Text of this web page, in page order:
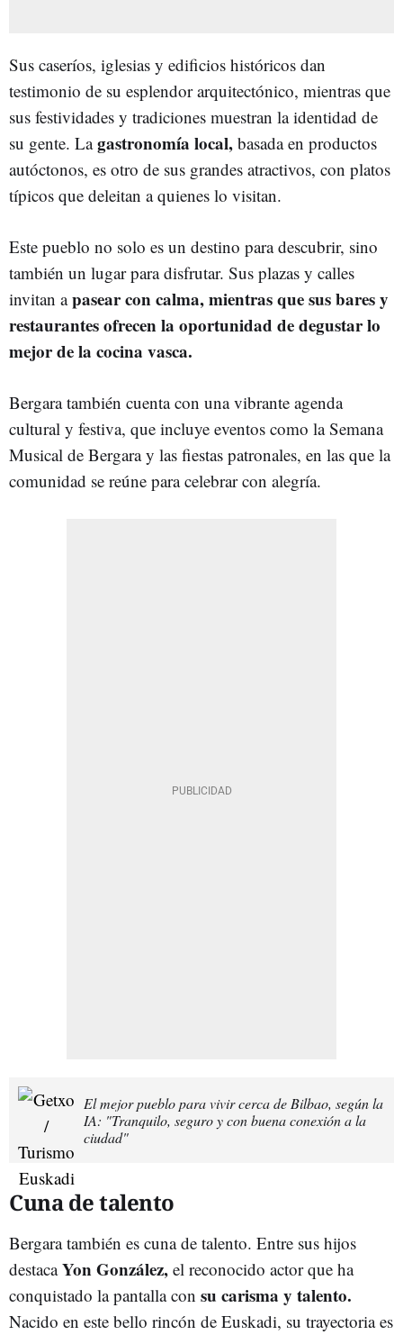
Sus caseríos, iglesias y edificios históricos dan
testimonio de su esplendor arquitectónico, mientras que
sus festividades y tradiciones muestran la identidad de
su gente. Lagastronomía local, basada en productos
autóctonos, es otro de sus grandes atractivos, con platos
típicos que deleitan a quienes lo visitan.
Este pueblo no solo es un destino para descubrir, sino
también un lugar para disfrutar. Sus plazas y calles
invitan apasear con calma, mientras que sus bares y
restaurantes ofrecen la oportunidad de degustar lo
mejor de la cocina vasca.
Bergara también cuenta con una vibrante agenda
cultural y festiva, que incluye eventos como la Semana
Musical de Bergara y las fiestas patronales, en las que la
comunidad se reúne para celebrar con alegría.
El mejor pueblo para vivir cerca de Bilbao, según la
IA: "Tranquilo, seguro y con buena conexión a la
ciudad"
Cuna de talento
Bergara también es cuna de talento. Entre sus hijos
destacaYon González, el reconocido actor que ha
conquistado la pantalla con su carisma y talento.
Nacido en este bello rincón de Euskadi, su trayectoria es